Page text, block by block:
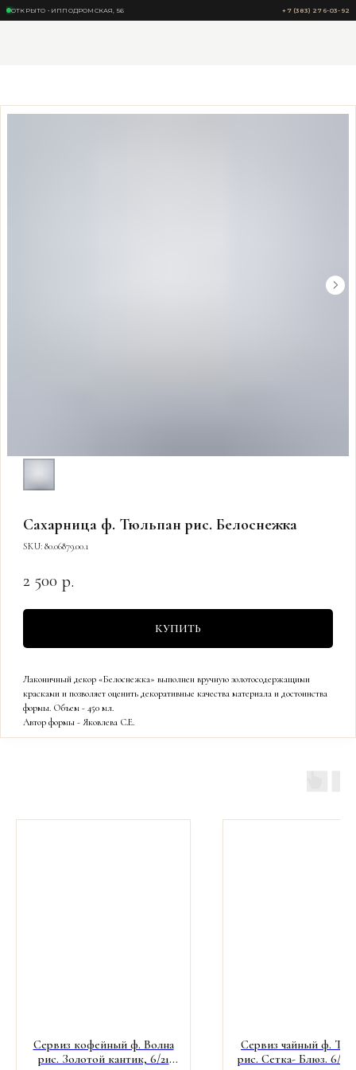
ОТКРЫТО • ИППОДРОМСКАЯ, 56 +7 (383) 276-03-92
Сахарница ф. Тюльпан рис. Белоснежка
SKU: 80.06879.00.1
2 500 р.
КУПИТЬ
Лаконичный декор «Белоснежка» выполнен вручную золотосодержащими
красками и позволяет оценить декоративные качества материала и достоинства
формы. Объем - 450 мл.
Автор формы - Яковлева С.Е.
Сервиз кофейный ф. Волна
рис. Золотой кантик, 6/21
Сервиз чайный ф.
рис. Сетка- Блюз. 6/20